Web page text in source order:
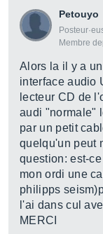
Petouyo
Membre
Alors la il y a
interface audio
lecteur CD de
audi "normale"
par un petit
quelqu'un peut
question: est-
mon ordi une
philipps
l'ai dans cul
MERCI